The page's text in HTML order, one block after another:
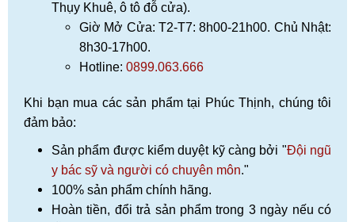
Thụy Khuê, ô tô đỗ cửa).
Giờ Mở Cửa: T2-T7: 8h00-21h00. Chủ Nhật:
8h30-17h00.
Hotline: 0899.063.666
Khi bạn mua các sản phẩm tại Phúc Thịnh, chúng tôi
đảm bảo:
Sản phẩm được kiểm duyệt kỹ càng bởi "Đội ngũ
y bác sỹ và người có chuyên môn."
100% sản phẩm chính hãng.
Hoàn tiền, đổi trả sản phẩm trong 3 ngày nếu có